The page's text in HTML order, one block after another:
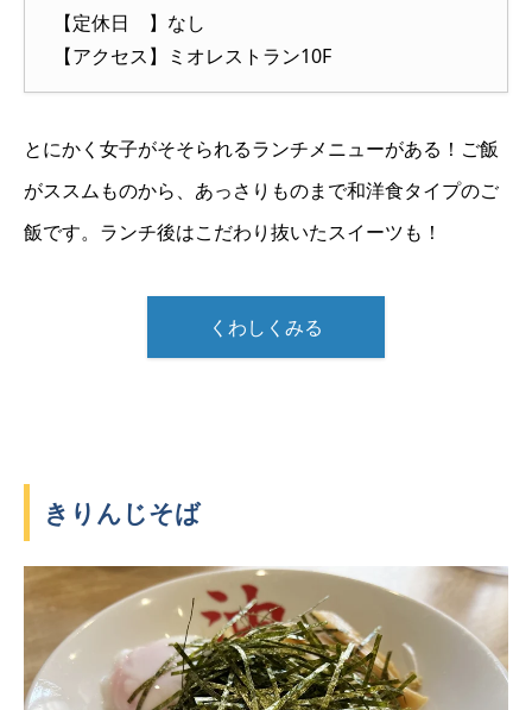
【定休日 】なし
【アクセス】ミオレストラン10F
とにかく女子がそそられるランチメニューがある！ご飯
がススムものから、あっさりものまで和洋食タイプのご
飯です。ランチ後はこだわり抜いたスイーツも！
くわしくみる
きりんじそば